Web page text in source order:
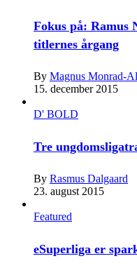
Fokus på: Ramus
titlernes årgang
By Magnus Monrad-
15. december 2015
D' BOLD
Tre
By Rasmus Dalgaard
23. august 2015
Featured
eSuperliga er